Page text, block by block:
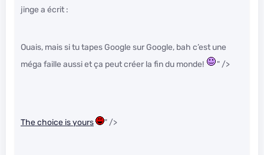
jinge a écrit :
Ouais, mais si tu tapes Google sur Google, bah c’est une
méga faille aussi et ça peut créer la fin du monde!
" />
The choice is yours " />